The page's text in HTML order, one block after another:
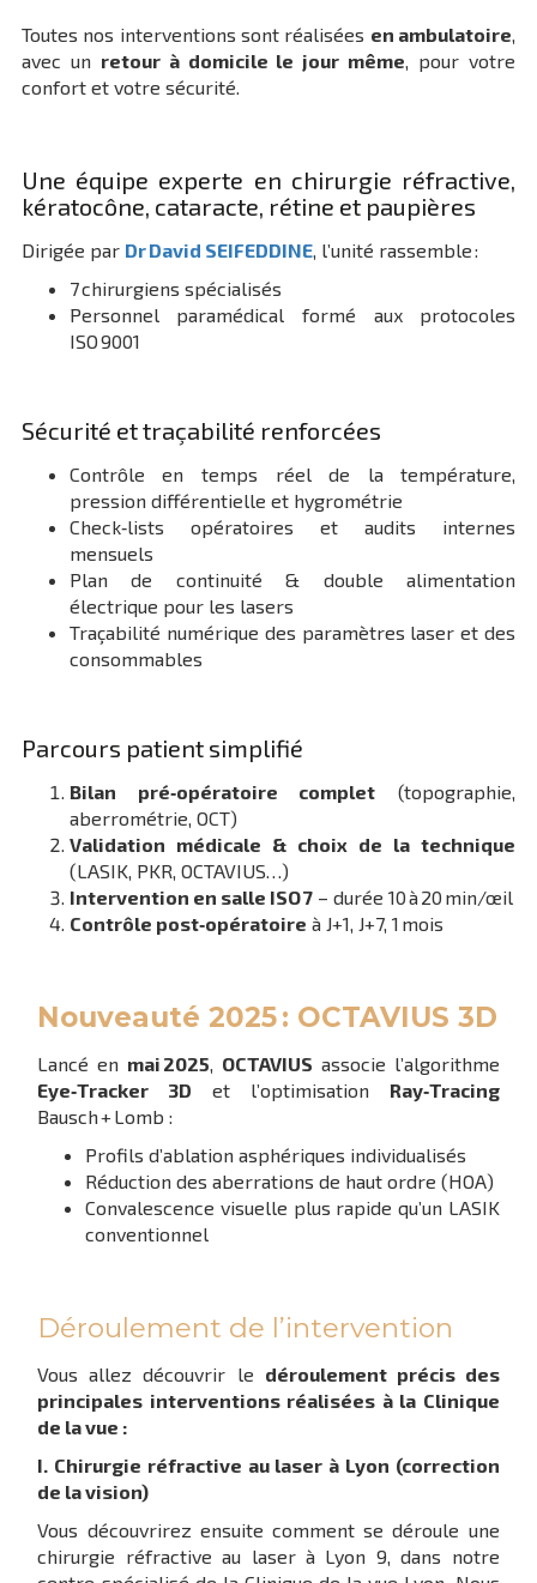
Toutes nos interventions sont réalisées en ambulatoire,
avec un retour à domicile le jour même, pour votre
confort et votre sécurité.
Une équipe experte en chirurgie réfractive,
kératocône, cataracte, rétine et paupières
Dirigée par Dr David SEIFEDDINE, l’unité rassemble :
7 chirurgiens spécialisés
Personnel paramédical formé aux protocoles
ISO 9001
Sécurité et traçabilité renforcées
Contrôle en temps réel de la température,
pression différentielle et hygrométrie
Check‑lists opératoires et audits internes
mensuels
Plan de continuité & double alimentation
électrique pour les lasers
Traçabilité numérique des paramètres laser et des
consommables
Parcours patient simplifié
Bilan pré‑opératoire complet (topographie,
aberrométrie, OCT)
Validation médicale & choix de la technique
(LASIK, PKR, OCTAVIUS…)
Intervention en salle ISO 7– durée 10 à 20 min/œil
Contrôle post‑opératoire à J+1, J+7, 1 mois
Nouveauté 2025 : OCTAVIUS 3D
Lancé en mai 2025, OCTAVIUS associe l’algorithme
Eye‑Tracker 3D et l’optimisation Ray‑Tracing
Bausch + Lomb :
Profils d’ablation asphériques individualisés
Réduction des aberrations de haut ordre (HOA)
Convalescence visuelle plus rapide qu’un LASIK
conventionnel
Déroulement de l’intervention
Vous allez découvrir le déroulement précis des
principales interventions réalisées à la Clinique
de la vue :
I. Chirurgie réfractive au laser à Lyon (correction
de la vision)
Vous découvrirez ensuite comment se déroule une
chirurgie réfractive au laser à Lyon 9, dans notre